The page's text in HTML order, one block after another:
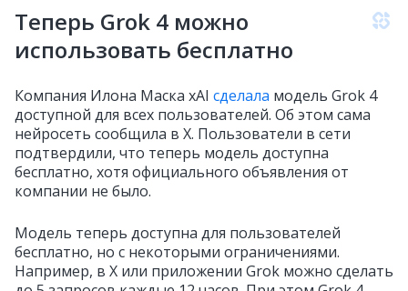
Теперь Grok 4 можно
использовать бесплатно
Компания Илона Маска xAI сделала модель Grok 4
доступной для всех пользователей. Об этом сама
нейросеть сообщила в X. Пользователи в сети
подтвердили, что теперь модель доступна
бесплатно, хотя официального объявления от
компании не было.
Модель теперь доступна для пользователей
бесплатно, но с некоторыми ограничениями.
Например, в X или приложении Grok можно сделать